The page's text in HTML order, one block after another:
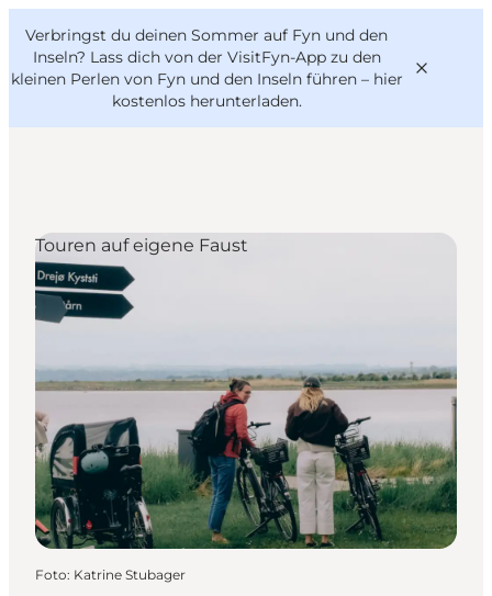
Verbringst du deinen Sommer auf Fyn und den
Inseln? Lass dich von der VisitFyn-App zu den
kleinen Perlen von Fyn und den Inseln führen – hier
kostenlos herunterladen.
Reise Ideen
Outdoor & bike
Essen & trinken
Übernachtung
VisitFyn
Deutsch
Touren auf eigene Faust
Foto: Katrine Stubager